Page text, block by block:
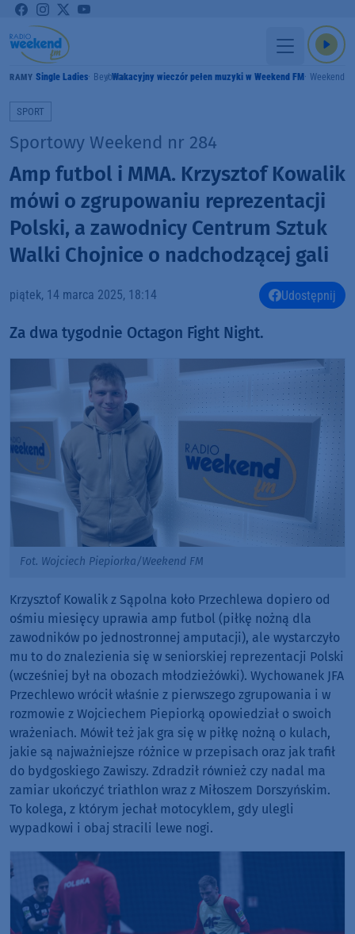
GRAMY Single Ladies BeyonceWakacyjny wieczór pełen muzyki w Weekend FM Weekend
SPORT
Sportowy Weekend nr 284
Amp futbol i MMA. Krzysztof Kowalik
mówi o zgrupowaniu reprezentacji
Polski, a zawodnicy Centrum Sztuk
Walki Chojnice o nadchodzącej gali
piątek, 14 marca 2025, 18:14 Udostępnij
Za dwa tygodnie Octagon Fight Night.
Fot. Wojciech Piepiorka/Weekend FM
Krzysztof Kowalik z Sąpolna koło Przechlewa dopiero od
ośmiu miesięcy uprawia amp futbol (piłkę nożną dla
zawodników po jednostronnej amputacji), ale wystarczyło
mu to do znalezienia się w seniorskiej reprezentacji Polski
(wcześniej był na obozach młodzieżówki). Wychowanek JFA
Przechlewo wrócił właśnie z pierwszego zgrupowania i w
rozmowie z Wojciechem Piepiorką opowiedział o swoich
wrażeniach. Mówił też jak gra się w piłkę nożną o kulach,
jakie są najważniejsze różnice w przepisach oraz jak trafił
do bydgoskiego Zawiszy. Zdradził również czy nadal ma
zamiar ukończyć triathlon wraz z Miłoszem Dorszyńskim.
To kolega, z którym jechał motocyklem, gdy ulegli
wypadkowi i obaj stracili lewe nogi.